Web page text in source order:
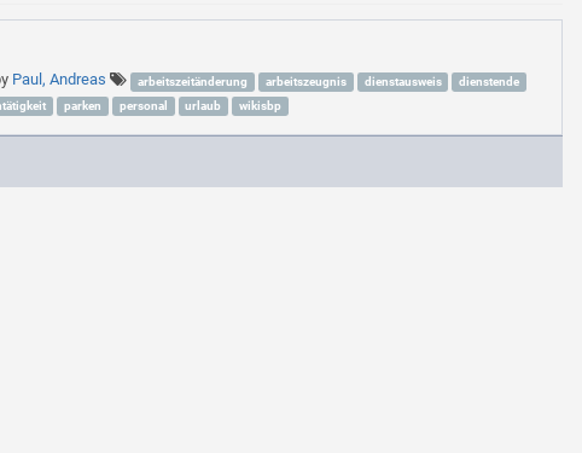
Paul, Andreas arbeitszeitänderung arbeitszeugnis dienstausweis
dienstende
parken personal urlaub wikisbp